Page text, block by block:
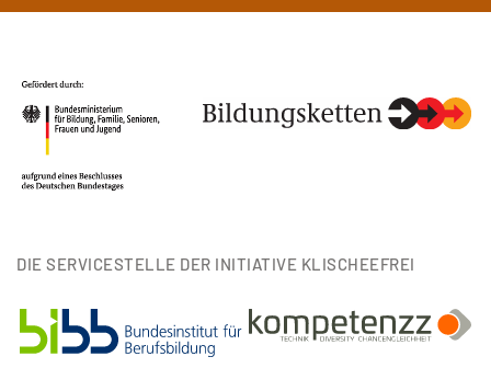
DIE SERVICESTELLE DER INITIATIVE KLISCHEEFREI